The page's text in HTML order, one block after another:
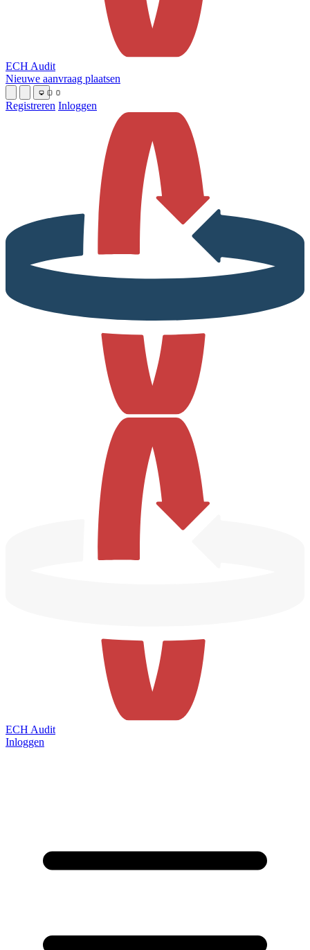
ECH Audit
Nieuwe aanvraag plaatsen
Registreren Inloggen
ECH Audit
Inloggen